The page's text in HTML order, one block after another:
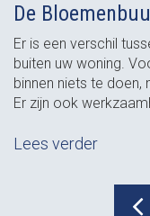
De
Er is een verschil
buiten uw woning.
binnen niets te doen,
Er zijn ook
Lees verder